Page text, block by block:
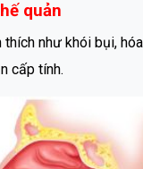
quản
như khói bụi,
cấp tính.